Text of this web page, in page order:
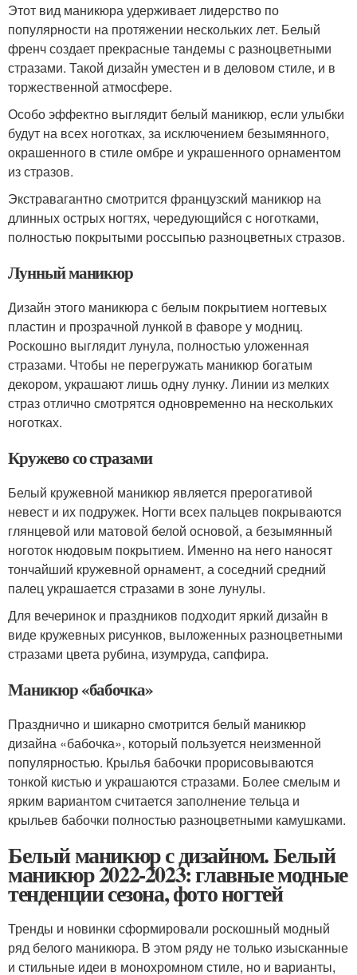
Этот вид маникюра удерживает лидерство по
популярности на протяжении нескольких лет. Белый
френч создает прекрасные тандемы с разноцветными
стразами. Такой дизайн уместен и в деловом стиле, и в
торжественной атмосфере.
Особо эффектно выглядит белый маникюр, если улыбки
будут на всех ноготках, за исключением безымянного,
окрашенного в стиле омбре и украшенного орнаментом
из стразов.
Экстравагантно смотрится французский маникюр на
длинных острых ногтях, чередующийся с ноготками,
полностью покрытыми россыпью разноцветных стразов.
Лунный маникюр
Дизайн этого маникюра с белым покрытием ногтевых
пластин и прозрачной лункой в фаворе у модниц.
Роскошно выглядит лунула, полностью уложенная
стразами. Чтобы не перегружать маникюр богатым
декором, украшают лишь одну лунку. Линии из мелких
страз отлично смотрятся одновременно на нескольких
ноготках.
Кружево со стразами
Белый кружевной маникюр является прерогативой
невест и их подружек. Ногти всех пальцев покрываются
глянцевой или матовой белой основой, а безымянный
ноготок нюдовым покрытием. Именно на него наносят
тончайший кружевной орнамент, а соседний средний
палец украшается стразами в зоне лунулы.
Для вечеринок и праздников подходит яркий дизайн в
виде кружевных рисунков, выложенных разноцветными
стразами цвета рубина, изумруда, сапфира.
Маникюр «бабочка»
Празднично и шикарно смотрится белый маникюр
дизайна «бабочка», который пользуется неизменной
популярностью. Крылья бабочки прорисовываются
тонкой кистью и украшаются стразами. Более смелым и
ярким вариантом считается заполнение тельца и
крыльев бабочки полностью разноцветными камушками.
Белый маникюр с дизайном. Белый
маникюр 2022-2023: главные модные
тенденции сезона, фото ногтей
Тренды и новинки сформировали роскошный модный
ряд белого маникюра. В этом ряду не только изысканные
и стильные идеи в монохромном стиле, но и варианты,